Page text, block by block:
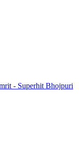
- Superhit Bhojpuri